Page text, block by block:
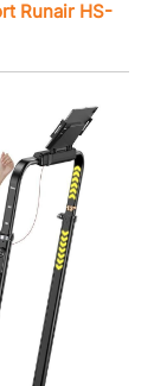
Runair HS-